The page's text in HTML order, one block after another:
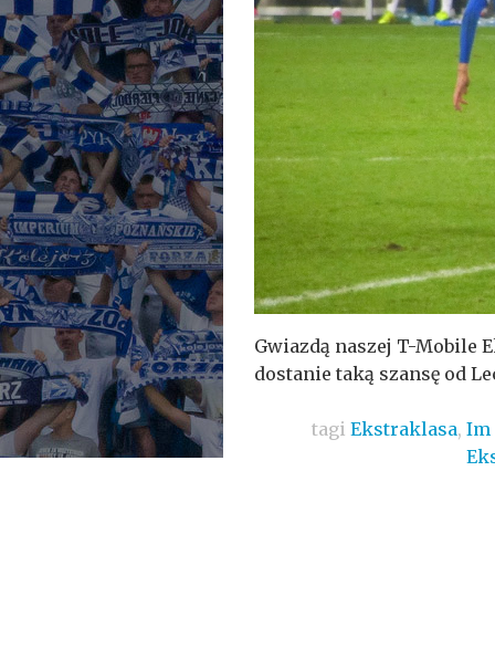
Gwiazdą naszej T-Mobile
dostanie taką szansę od
tagi Ekstraklasa, Im